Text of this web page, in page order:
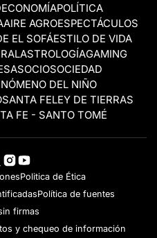
ECONOMÍAPOLÍTICA
AIRE AGROESPECTÁCULOS
EL SOFÁESTILO DE VIDA
ASTROLOGÍAGAMING
OCIOSOCIEDAD
DEL NIÑO
SANTA FELEY DE TIERRAS
FE - SANTO TOMÉ
Politica de Ética
Política de fuentes
firmas
y chequeo de información